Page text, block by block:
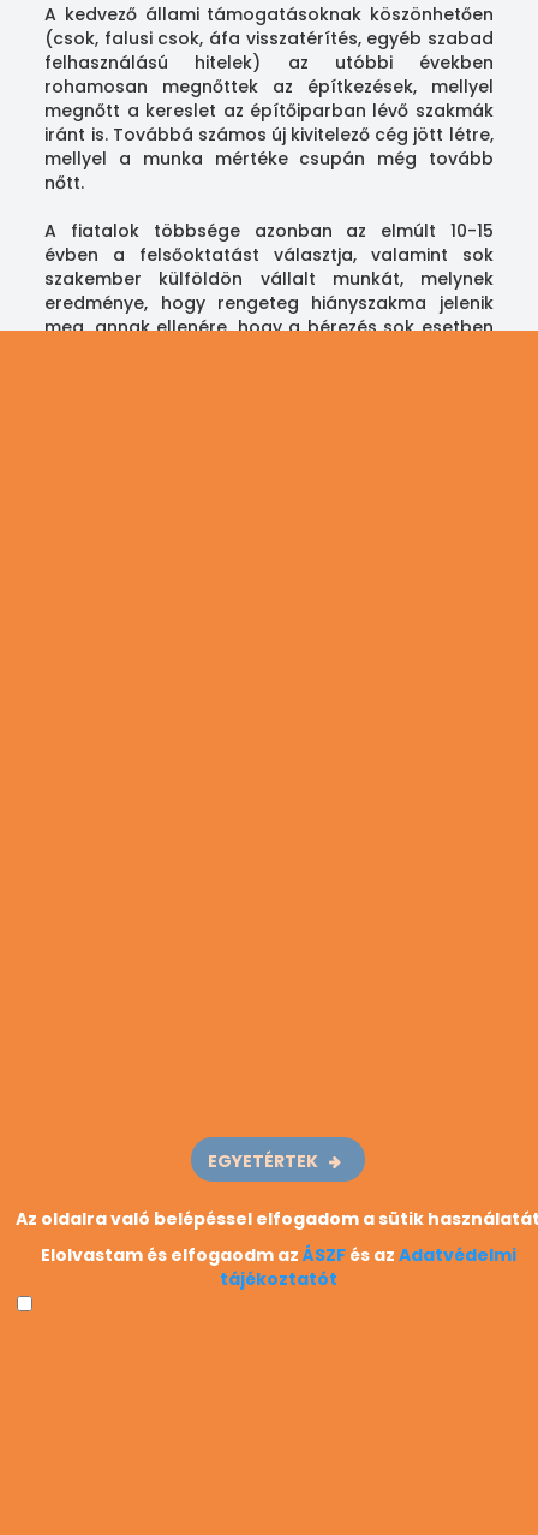
A kedvező állami támogatásoknak köszönhetően
(csok, falusi csok, áfa visszatérítés, egyéb szabad
felhasználású hitelek) az utóbbi években
rohamosan megnőttek az építkezések, mellyel
megnőtt a kereslet az építőiparban lévő szakmák
iránt is. Továbbá számos új kivitelező cég jött létre,
mellyel a munka mértéke csupán még tovább
nőtt.
A fiatalok többsége azonban az elmúlt 10-15
évben a felsőoktatást választja, valamint sok
szakember külföldön vállalt munkát, melynek
eredménye, hogy rengeteg hiányszakma jelenik
meg, annak ellenére, hogy a bérezés sok esetben
Éves bruttó kereset, kb 5 év szakmai tapasztalattal.
EGYETÉRTEK
Az oldalra való belépéssel elfogadom a sütik
Elolvastam és elfogaodm az ÁSZFés az Adatvédelmi
tájékoztatót